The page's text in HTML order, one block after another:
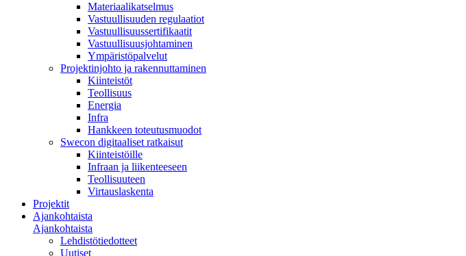
Materiaalikatselmus
Vastuullisuuden regulaatiot
Vastuullisuussertifikaatit
Vastuullisuusjohtaminen
Ympäristöpalvelut
Projektinjohto ja rakennuttaminen
Kiinteistöt
Teollisuus
Energia
Infra
Hankkeen toteutusmuodot
Swecon digitaaliset ratkaisut
Kiinteistöille
Infraan ja liikenteeseen
Teollisuuteen
Virtauslaskenta
Projektit
Ajankohtaista
Ajankohtaista
Lehdistötiedotteet
Uutiset